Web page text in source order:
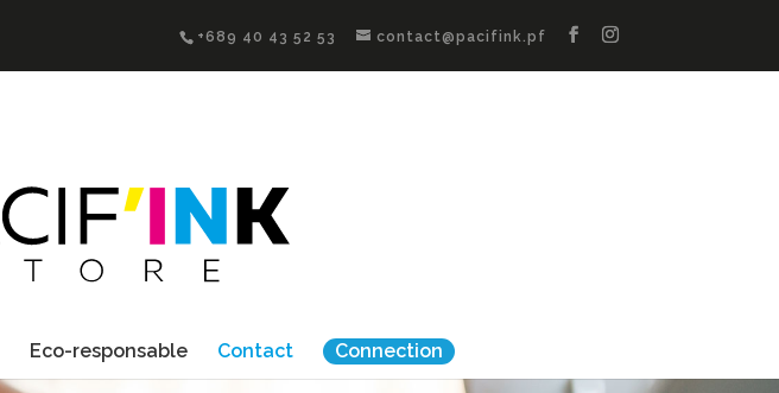
+689 40 43 52 53 contact@pacifink.pf
Eco-responsable Contact Connection